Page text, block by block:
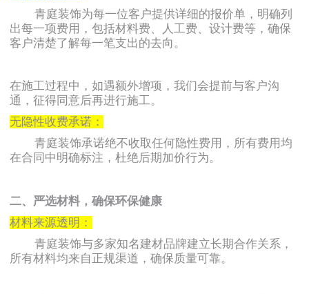
青庭装饰为每一位客户提供详细的报价单，明确列
出每一项费用，包括材料费、人工费、设计费等，确保
客户清楚了解每一笔支出的去向。
在施工过程中，如遇额外增项，我们会提前与客户沟
通，征得同意后再进行施工。
无隐性收费承诺：
青庭装饰承诺绝不收取任何隐性费用，所有费用均
在合同中明确标注，杜绝后期加价行为。
二、严选材料，确保环保健康
材料来源透明：
青庭装饰与多家知名建材品牌建立长期合作关系，
所有材料均来自正规渠道，确保质量可靠。